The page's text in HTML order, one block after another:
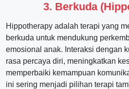
3. Berkuda
Hippotherapy adalah terapi yang
berkuda untuk mendukung
emosional anak. Interaksi dengan
rasa percaya diri, meningkatkan
memperbaiki kemampuan
ini sering menjadi pilihan terapi